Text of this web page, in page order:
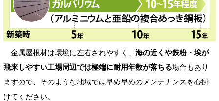
金属屋根材は環境に左右されやすく、 海の近くや鉄粉・埃が
飛来しやすい工場周辺では極端に耐用年数が落ちる場合もあり
ますので、そのような地域では早め早めのメンテナンスを心掛
けてください。